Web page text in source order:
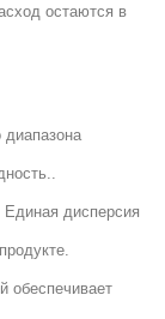
остаются в
Единая дисперсия
обеспечивает